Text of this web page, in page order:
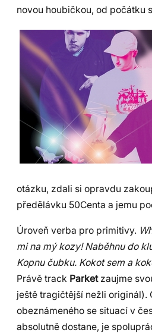
novou houbičkou, od počátku
otázku, zdali si opravdu
předělávku 50Centa a jemu
Úroveň verba pro primitivy.
mi na mý kozy! Naběhnu do
Kopnu čubku. Kokot sem a
Právě track Parket zaujme
ještě tragičtější nežli originál).
obeznámeného se situací v
absolutně dostane, je